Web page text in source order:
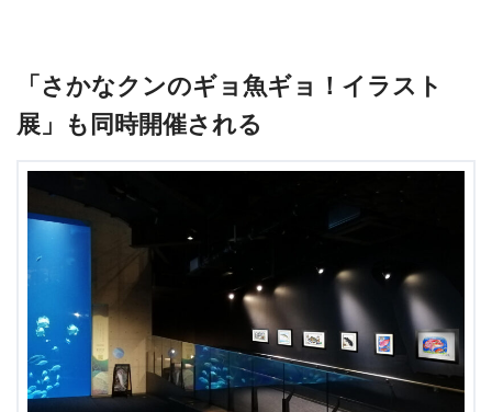
「さかなクンのギョ魚ギョ！イラスト
展」も同時開催される